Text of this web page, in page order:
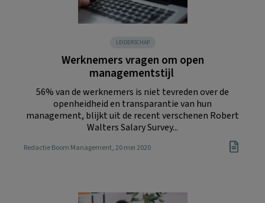
LEIDERSCHAP
Werknemers vragen om open
managementstijl
56% van de werknemers is niet tevreden over de
openheidheid en transparantie van hun
management, blijkt uit de recent verschenen Robert
Walters Salary Survey...
Redactie Boom Management, 20 mei 2020